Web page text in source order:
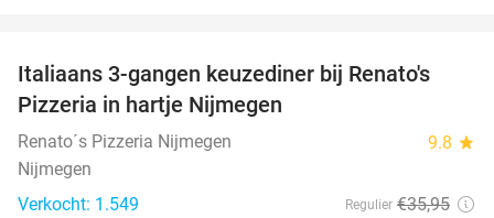
31%
Italiaans 3-gangen keuzediner bij Renato's
Pizzeria in hartje Nijmegen
Renato´s Pizzeria Nijmegen 9.8 star
Nijmegen
Verkocht: 1.549
Regulier €35,95